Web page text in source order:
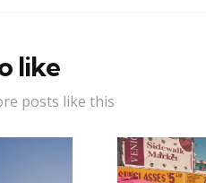
like
posts like this